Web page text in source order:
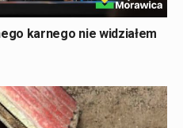
karnego nie widziałem